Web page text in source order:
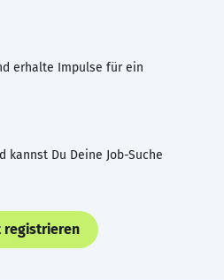
erhalte Impulse für ein
kannst Du Deine Job-Suche
registrieren